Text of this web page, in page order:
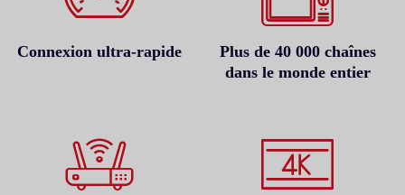
Connexion ultra-rapide
Plus de 40 000 chaînes
dans le monde entier